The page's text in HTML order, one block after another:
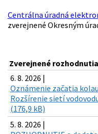
Centrálna úradná
zverejnené Okresným
Zverejnené rozhodnutia
6. 8. 2026 |
Oznámenie začatia
Rozšírenie sietí
(176,9 kB)
5. 8. 2026 |